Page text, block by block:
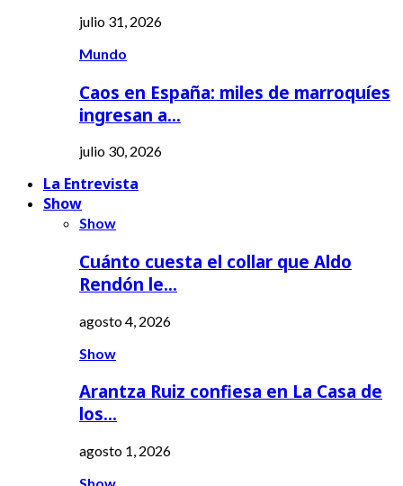
julio 31, 2026
Mundo
Caos en España: miles de marroquíes
ingresan a…
julio 30, 2026
La Entrevista
Show
Show
Cuánto cuesta el collar que Aldo
Rendón le…
agosto 4, 2026
Show
Arantza Ruiz confiesa en La Casa de
los…
agosto 1, 2026